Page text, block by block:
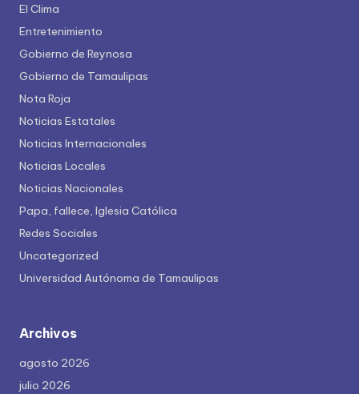
El Clima
Entretenimiento
Gobierno de Reynosa
Gobierno de Tamaulipas
Nota Roja
Noticias Estatales
Noticias Internacionales
Noticias Locales
Noticias Nacionales
Papa, fallece, Iglesia Católica
Redes Sociales
Uncategorized
Universidad Autónoma de Tamaulipas
Archivos
agosto 2026
julio 2026